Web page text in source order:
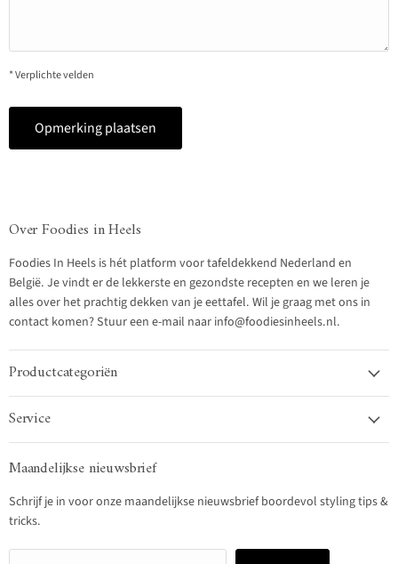
* Verplichte velden
Opmerking plaatsen
Over Foodies in Heels
Foodies In Heels is hét platform voor tafeldekkend Nederland en
België. Je vindt er de lekkerste en gezondste recepten en we leren je
alles over het prachtig dekken van je eettafel. Wil je graag met ons in
contact komen? Stuur een e-mail naar info@foodiesinheels.nl.
Productcategoriën
Service
Maandelijkse nieuwsbrief
Schrijf je in voor onze maandelijkse nieuwsbrief boordevol styling tips &
tricks.